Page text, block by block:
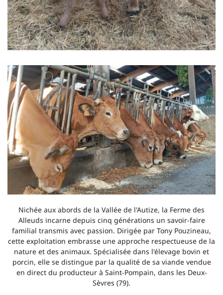
Nichée aux abords de la Vallée de l'Autize, la Ferme des
Alleuds incarne depuis cinq générations un savoir-faire
familial transmis avec passion. Dirigée par Tony Pouzineau,
cette exploitation embrasse une approche respectueuse de la
nature et des animaux. Spécialisée dans l'élevage bovin et
porcin, elle se distingue par la qualité de sa viande vendue
en direct du producteur à Saint-Pompain, dans les Deux-
Sèvres (79).